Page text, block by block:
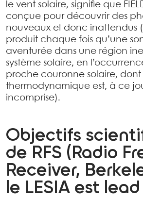
le vent solaire, signifie que
conçue pour découvrir des
nouveaux et donc inattendus
produit chaque fois qu’une
aventurée dans une région
système solaire, en
proche couronne solaire, dont
thermodynamique est, à ce
incomprise).
Objectifs
de RFS (Radio
Receiver,
le LESIA est